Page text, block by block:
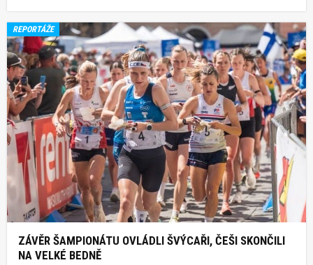
REPORTÁŽE
ZÁVĚR ŠAMPIONÁTU OVLÁDLI ŠVÝCAŘI, ČEŠI SKONČILI
NA VELKÉ BEDNĚ